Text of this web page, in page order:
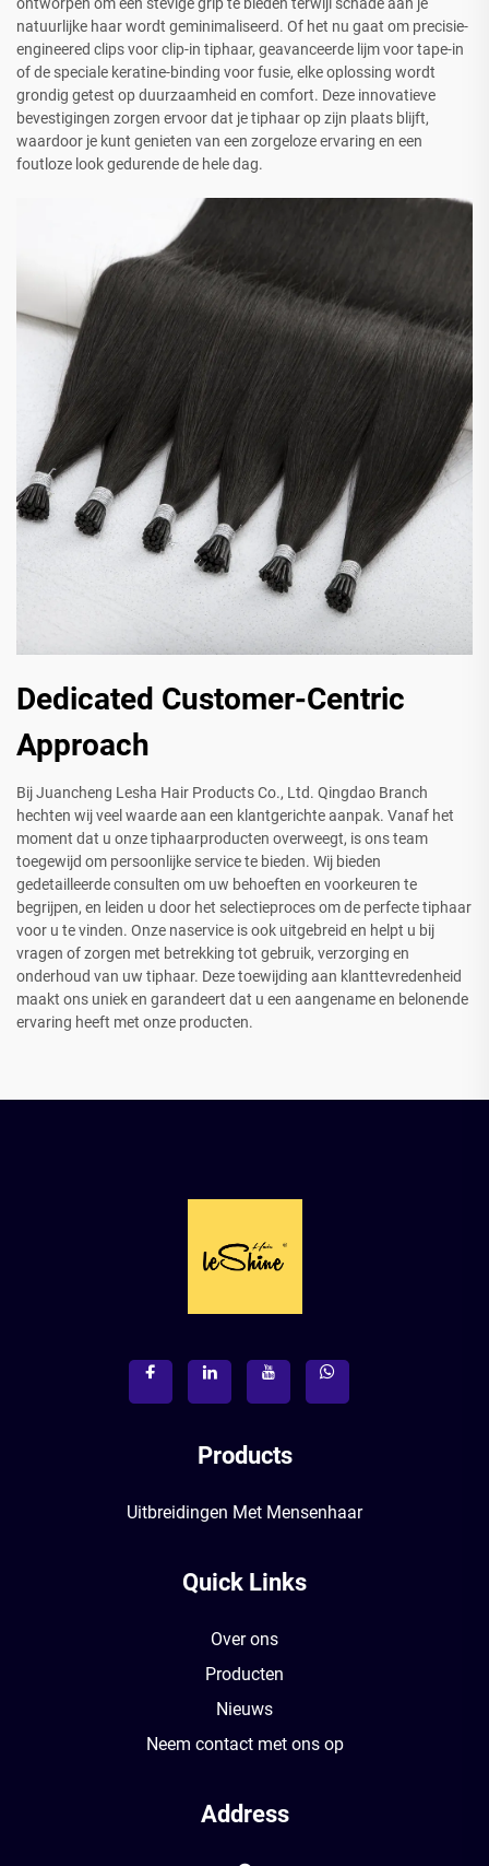
natuurlijke haar wordt geminimaliseerd. Of het nu gaat om precisie-
engineered clips voor clip-in tiphaar, geavanceerde lijm voor tape-in
of de speciale keratine-binding voor fusie, elke oplossing wordt
grondig getest op duurzaamheid en comfort. Deze innovatieve
bevestigingen zorgen ervoor dat je tiphaar op zijn plaats blijft,
waardoor je kunt genieten van een zorgeloze ervaring en een
foutloze look gedurende de hele dag.
Dedicated Customer-Centric
Approach
Bij Juancheng Lesha Hair Products Co., Ltd. Qingdao Branch
hechten wij veel waarde aan een klantgerichte aanpak. Vanaf het
moment dat u onze tiphaarproducten overweegt, is ons team
toegewijd om persoonlijke service te bieden. Wij bieden
gedetailleerde consulten om uw behoeften en voorkeuren te
begrijpen, en leiden u door het selectieproces om de perfecte tiphaar
voor u te vinden. Onze naservice is ook uitgebreid en helpt u bij
vragen of zorgen met betrekking tot gebruik, verzorging en
onderhoud van uw tiphaar. Deze toewijding aan klanttevredenheid
maakt ons uniek en garandeert dat u een aangename en belonende
ervaring heeft met onze producten.
Products
Uitbreidingen Met Mensenhaar
Quick Links
Over ons
Producten
Nieuws
Neem contact met ons op
Address